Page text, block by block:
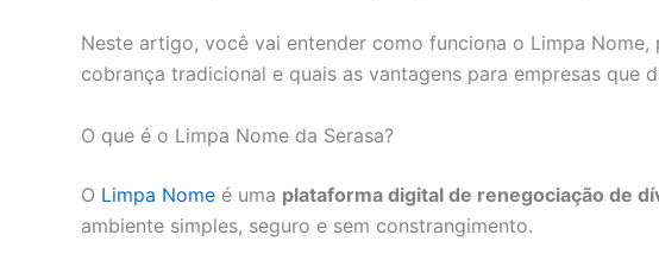
Neste artigo, você vai entender como funciona o Limpa
cobrança tradicional e quais as vantagens para empresas que
O que é o Limpa Nome da Serasa?
O Limpa Nome é uma plataforma digital de renegociação de
ambiente simples, seguro e sem constrangimento.